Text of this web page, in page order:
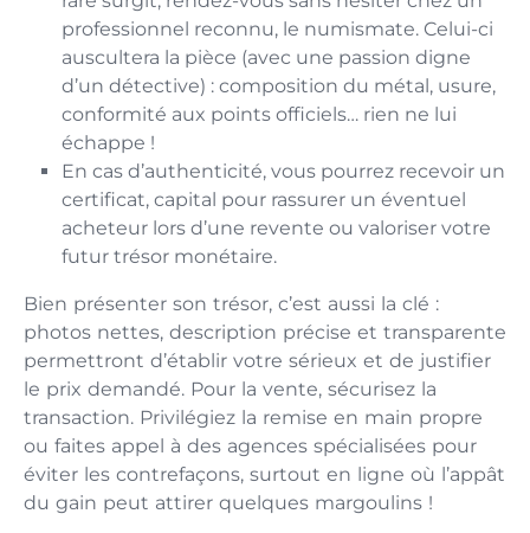
professionnel reconnu, le numismate. Celui-ci
auscultera la pièce (avec une passion digne
d’un détective) : composition du métal, usure,
conformité aux points officiels… rien ne lui
échappe !
En cas d’authenticité, vous pourrez recevoir un
certificat, capital pour rassurer un éventuel
acheteur lors d’une revente ou valoriser votre
futur trésor monétaire.
Bien présenter son trésor, c’est aussi la clé :
photos nettes, description précise et transparente
permettront d’établir votre sérieux et de justifier
le prix demandé. Pour la vente, sécurisez la
transaction. Privilégiez la remise en main propre
ou faites appel à des agences spécialisées pour
éviter les contrefaçons, surtout en ligne où l’appât
du gain peut attirer quelques margoulins !